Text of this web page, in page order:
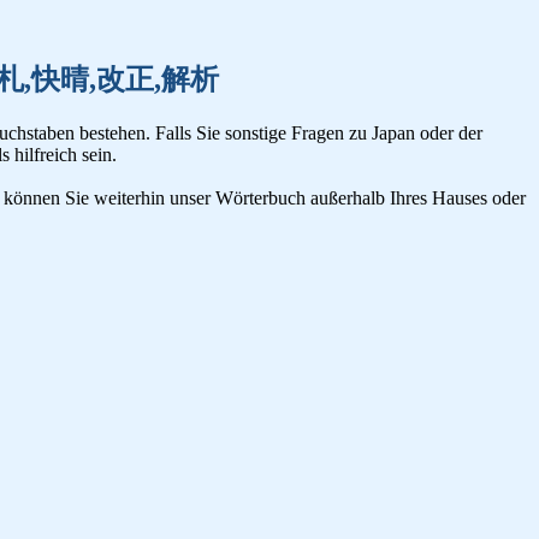
,快晴,改正,解析
bestehen. Falls Sie sonstige Fragen zu Japan oder der
hilfreich sein.
Sie weiterhin unser Wörterbuch außerhalb Ihres Hauses oder